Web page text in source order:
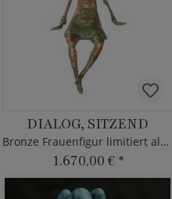
DIALOG, SITZEND
Bronze Frauenfigur limitiert als Kantendeko
1.670,00 € *